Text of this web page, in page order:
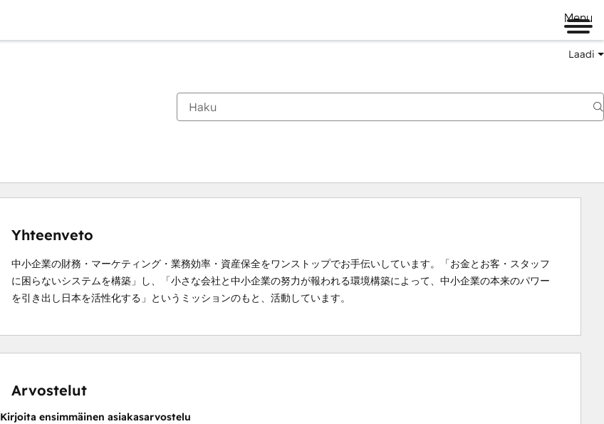
Menu
Laadi
Yhteenveto
中小企業の財務・マーケティング・業務効率・資産保全をワンストップでお手伝いしています。「お金とお客・スタッフ
に困らないシステムを構築」し、「小さな会社と中小企業の努力が報われる環境構築によって、中小企業の本来のパワー
を引き出し日本を活性化する」というミッションのもと、活動しています。
Arvostelut
Kirjoita ensimmäinen asiakasarvostelu